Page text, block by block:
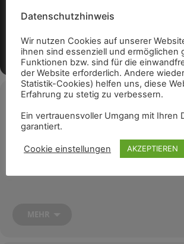
Veranstaltungsdetails
im Saal des „Hafenstraße“e.V.
Datenschutzhinweis
Wir nutzen Cookies auf unserer
ihnen sind essenziell und ermöglichen
Funktionen bzw. sind für die
der Website erforderlich. Andere
Statistik-Cookies) helfen uns, diese
Erfahrung zu stetig zu verbessern.
Ein vertrauensvoller Umgang mit Ihren
garantiert.
Cookie einstellungen AKZEPTIEREN